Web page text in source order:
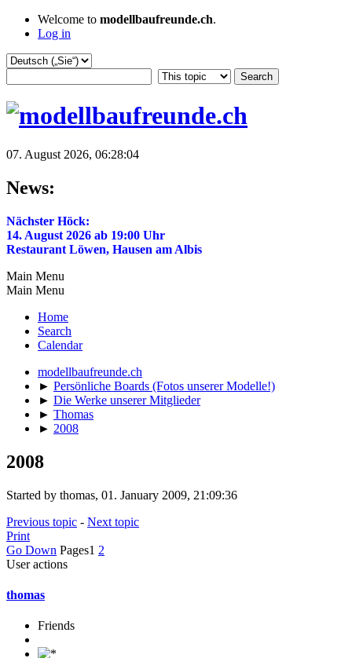
Welcome to modellbaufreunde.ch.
Log in
07. August 2026, 06:28:04
News:
Nächster Höck:
14. August 2026 ab 19:00 Uhr
Restaurant Löwen, Hausen am Albis
Main Menu
Main Menu
Home
Search
Calendar
modellbaufreunde.ch
► Persönliche Boards (Fotos unserer Modelle!)
► Die Werke unserer Mitglieder
► Thomas
► 2008
2008
Started by thomas, 01. January 2009, 21:09:36
Previous topic - Next topic
Print
Go Down Pages1 2
User actions
thomas
Friends